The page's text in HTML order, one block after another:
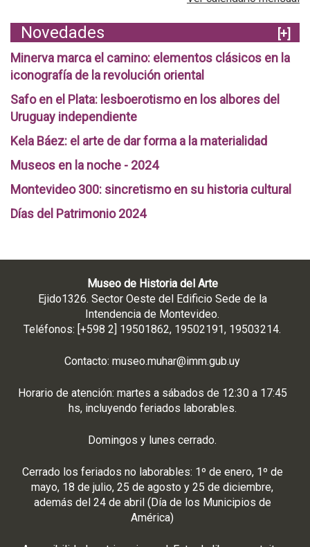
Novedades
[+]
Minerva marca el camino: elementos clásicos en la
iconografía de la revolución oriental
Safo en el Plata: lesboerotismo en los albores del
Uruguay independiente
Kela Báez: el arte de dar forma a la materialidad
Museos en la noche - 2024
Montevideo 300: sincretismo en su historia cultural
Días del Patrimonio 2024
Museo de Historia del Arte
Ejido1326. Sector Oeste del Edificio Sede de la
Intendencia de Montevideo.
Teléfonos: [+598 2] 19501862, 19502191, 19503214.
Contacto: museo.muhar@imm.gub.uy
Horario de atención: martes a sábados de 12:30 a 17:45
hs, incluyendo feriados laborables.
Domingos y lunes cerrado.
Cerrado los feriados no laborables: 1º de enero, 1º de
mayo, 18 de julio, 25 de agosto y 25 de diciembre,
además del 24 de abril (Día de los Municipios de
América)